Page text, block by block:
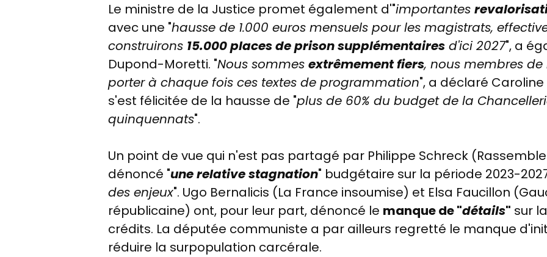
Le ministre de la Justice promet également d'"importantes
avec une "hausse de 1.000 euros mensuels pour les magistrats,
construirons 15.000 places de prison supplémentaires d'ici 2027", a
Dupond-Moretti. "Nous sommes extrêmement fiers, nous membres
porter à chaque fois ces textes de programmation", a déclaré
s'est félicitée de la hausse de "plus de 60% du budget de la
quinquennats".
Un point de vue qui n'est pas partagé par Philippe Schreck
dénoncé "une relative stagnation" budgétaire sur la période 2023-
des enjeux". Ugo Bernalicis (La France insoumise) et Elsa Faucillon
républicaine) ont, pour leur part, dénoncé le manque de "détails" sur
crédits. La députée communiste a par ailleurs regretté le manque
réduire la surpopulation carcérale.